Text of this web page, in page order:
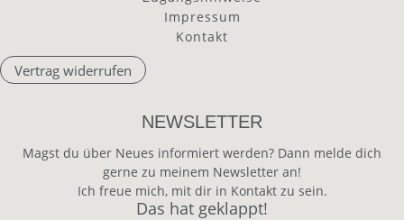
Impressum
Kontakt
Vertrag widerrufen
NEWSLETTER
Magst du über Neues informiert werden? Dann melde dich
gerne zu meinem Newsletter an!
Ich freue mich, mit dir in Kontakt zu sein.
Das hat geklappt!